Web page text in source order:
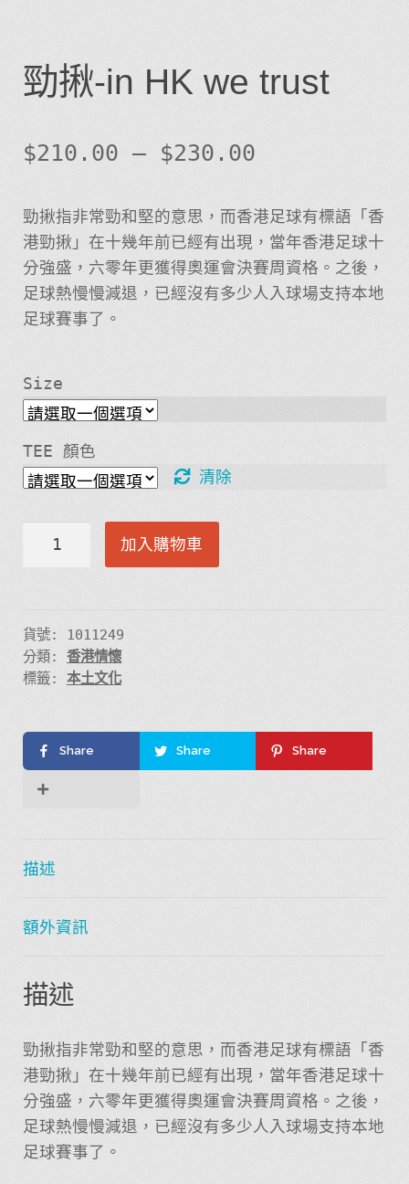
勁揪-in HK we trust
$210.00 – $230.00
勁揪指非常勁和堅的意思，而香港足球有標語「香
港勁揪」在十幾年前已經有出現，當年香港足球十
分強盛，六零年更獲得奧運會決賽周資格。之後，
足球熱慢慢減退，已經沒有多少人入球場支持本地
足球賽事了。
Size
TEE 顏色
清除
we
trust
數
加入購物車
貨號: 1011249
分類: 香港情懷
標籤: 本土文化
Share Share Share
描述
額外資訊
描述
勁揪指非常勁和堅的意思，而香港足球有標語「香
港勁揪」在十幾年前已經有出現，當年香港足球十
分強盛，六零年更獲得奧運會決賽周資格。之後，
足球熱慢慢減退，已經沒有多少人入球場支持本地
足球賽事了。